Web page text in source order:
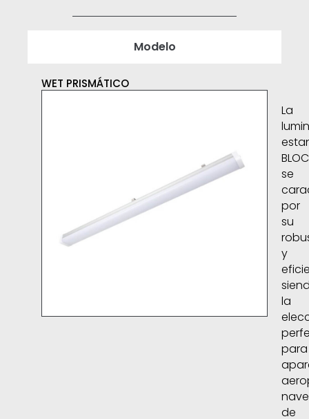
Modelo
WET PRISMÁTICO
La
se
por
su
y
la
para
de